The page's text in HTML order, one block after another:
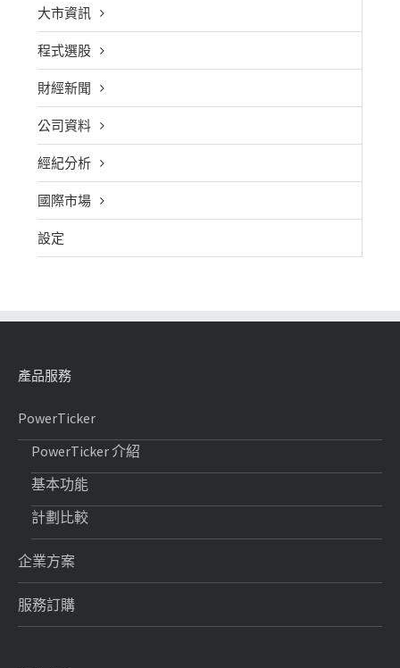
大市資訊
程式選股
財經新聞
公司資料
經紀分析
國際市場
設定
產品服務
PowerTicker
PowerTicker 介紹
基本功能
計劃比較
企業方案
服務訂購